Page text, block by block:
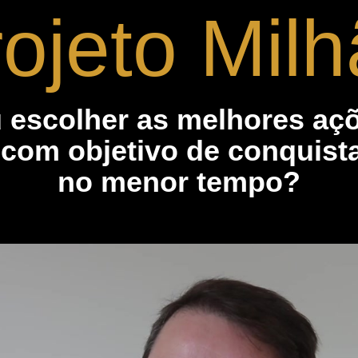
as melhores
objetivo de
no menor tempo?